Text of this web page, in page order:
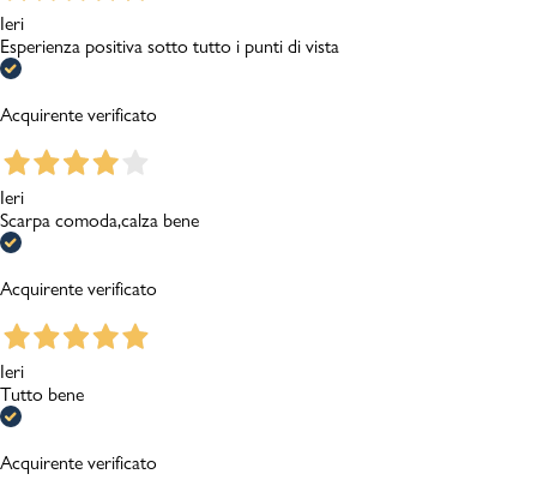
Ieri
Esperienza positiva sotto tutto i punti di vista
Acquirente verificato
Ieri
Scarpa comoda,calza bene
Acquirente verificato
Ieri
Tutto bene
Acquirente verificato